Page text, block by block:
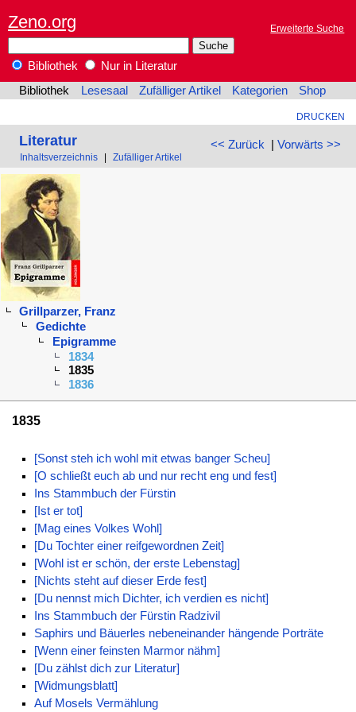
Zeno.org Erweiterte Suche
Bibliothek
Nur in Literatur
Bibliothek
Lesesaal Zufälliger Artikel Kategorien Shop
DRUCKEN
<< Zurück | Vorwärts >>
Literatur
Inhaltsverzeichnis Zufälliger Artikel
Grillparzer, Franz
Gedichte
Epigramme
1834
1835
1836
1835
[Sonst steh ich wohl mit etwas banger Scheu]
[O schließt euch ab und nur recht eng und fest]
Ins Stammbuch der Fürstin
[Ist er tot]
[Mag eines Volkes Wohl]
[Du Tochter einer reifgewordnen Zeit]
[Wohl ist er schön, der erste Lebenstag]
[Nichts steht auf dieser Erde fest]
[Du nennst mich Dichter, ich verdien es nicht]
Ins Stammbuch der Fürstin Radzivil
Saphirs und Bäuerles nebeneinander hängende Porträte
[Wenn einer feinsten Marmor nähm]
[Du zählst dich zur Literatur]
[Widmungsblatt]
Auf Mosels Vermählung